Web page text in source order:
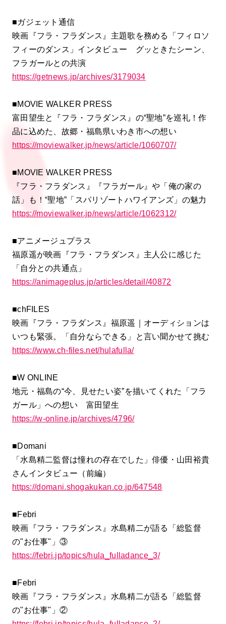
■ガジェット通信
映画『フラ・フラダンス』主題歌を務める「フィロソ
フィーのダンス」インタビュー グッときたシーン、
フラガールとの共演
https://getnews.jp/archives/3179034
■MOVIE WALKER PRESS
富田望生と『フラ・フラダンス』の“聖地”を巡礼！作
品に込めた、故郷・福島県いわき市への想い
https://moviewalker.jp/news/article/1060707/
■MOVIE WALKER PRESS
『フラ・フラダンス』『フラガール』や「俺の家の
話」も！“聖地”「スパリゾートハワイアンズ」の魅力
https://moviewalker.jp/news/article/1062312/
■アニメージュプラス
福原遥が映画『フラ・フラダンス』主人公に感じた
「自分との共通点」
https://animageplus.jp/articles/detail/40872
■chFILES
映画『フラ・フラダンス』福原遥｜オーディションは
いつも緊張。「自分ならできる」と言い聞かせて挑む
https://www.ch-files.net/hulafulla/
■W ONLINE
地元・福島の“今、見せたい姿”を描いてくれた「フラ
ガール」への想い 富田望生
https://w-online.jp/archives/4796/
■Domani
「水島精二監督は憧れの存在でした」俳優・山田裕貴
さんインタビュー（前編）
https://domani.shogakukan.co.jp/647548
■Febri
映画『フラ・フラダンス』水島精二が語る「総監督
の"お仕事"」③
https://febri.jp/topics/hula_fulladance_3/
■Febri
映画『フラ・フラダンス』水島精二が語る「総監督
の"お仕事"」②